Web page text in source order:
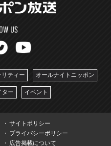
ティー オールナイトニッポン
ター イベント
サイトポリシー
プライバシーポリシー
広告掲載について